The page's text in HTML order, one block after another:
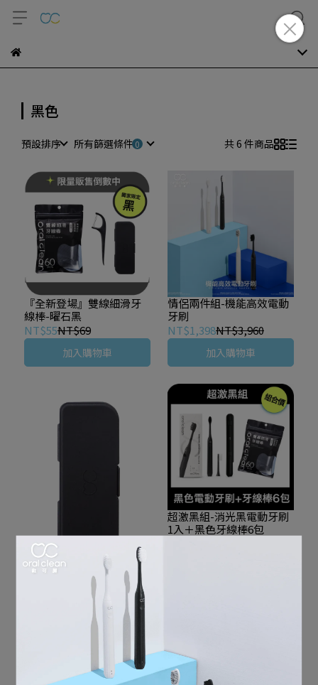
黑色
預設排序 所有篩選條件 共 6 件商品
『全新登場』雙線細滑牙
線棒-曜石黑
NT$55NT$69
加入購物車
情侶兩件組-機能高效電動
牙刷
NT$1,398NT$3,960
加入購物車
牙線棒外出攜帶盒（黑）
超激黑組-消光黑電動牙刷
1入＋黑色牙線棒6包